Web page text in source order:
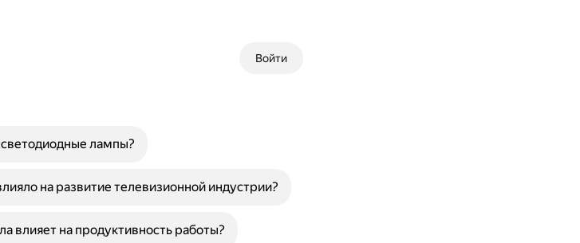
Войти
лампы?
на развитие телевизионной индустрии?
влияет на продуктивность работы?